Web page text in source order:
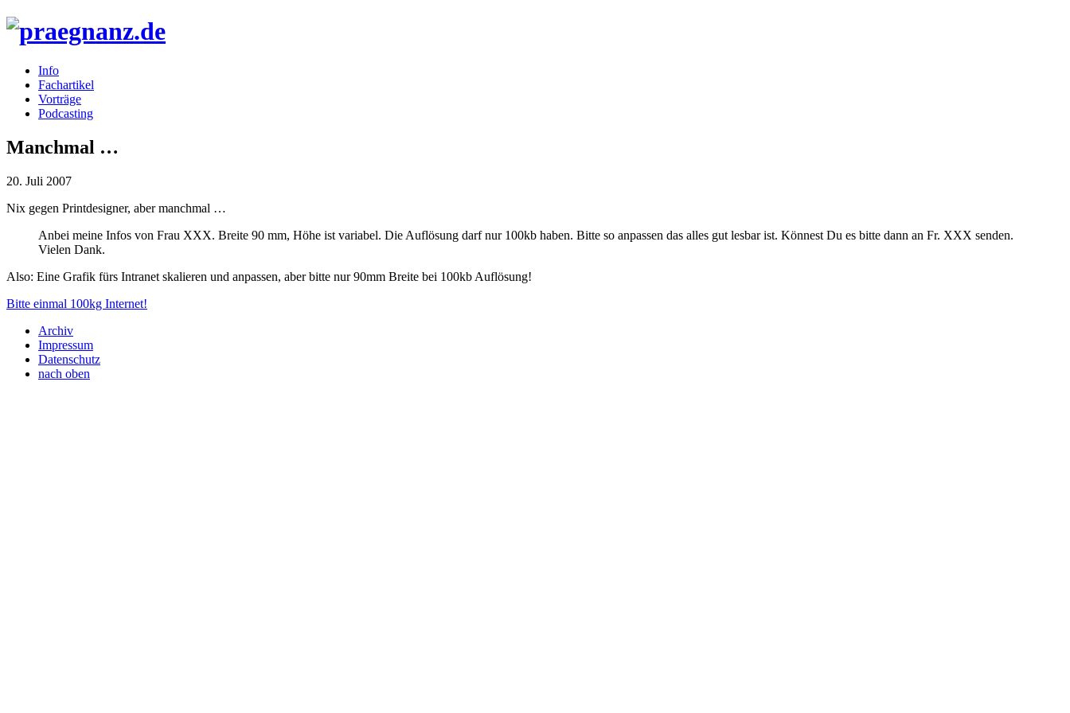
Info
Fachartikel
Vorträge
Podcasting
Manchmal …
20. Juli 2007
Nix gegen Printdesigner, aber manchmal …
Anbei meine Infos von Frau XXX. Breite 90 mm, Höhe ist variabel. Die Auflösung darf nur 100kb haben. Bitte so anpassen das alles gut lesbar ist. Könnest Du es bitte dann an Fr. XXX senden.
Vielen Dank.
Also: Eine Grafik fürs Intranet skalieren und anpassen, aber bitte nur 90mm Breite bei 100kb Auflösung!
Bitte einmal 100kg Internet!
Archiv
Impressum
Datenschutz
nach oben